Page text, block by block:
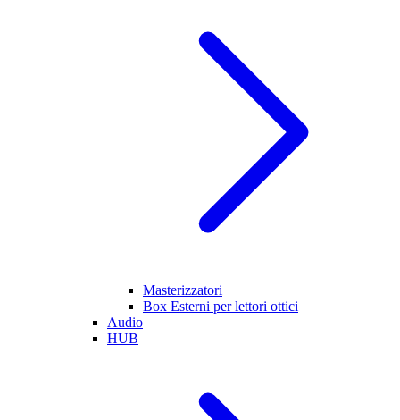
Masterizzatori
Box Esterni per lettori ottici
Audio
HUB